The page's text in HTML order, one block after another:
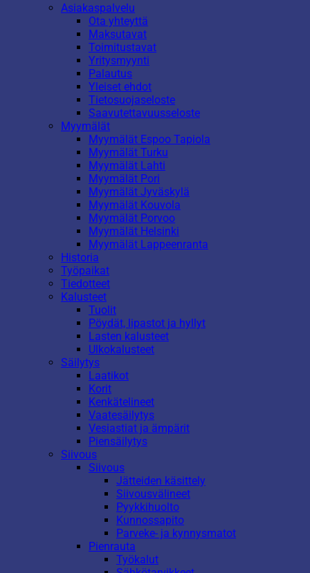
Asiakaspalvelu
Ota yhteyttä
Maksutavat
Toimitustavat
Yritysmyynti
Palautus
Yleiset ehdot
Tietosuojaseloste
Saavutettavuusseloste
Myymälät
Myymälät Espoo Tapiola
Myymälät Turku
Myymälät Lahti
Myymälät Pori
Myymälät Jyväskylä
Myymälät Kouvola
Myymälät Porvoo
Myymälät Helsinki
Myymälät Lappeenranta
Historia
Työpaikat
Tiedotteet
Kalusteet
Tuolit
Pöydät, lipastot ja hyllyt
Lasten kalusteet
Ulkokalusteet
Säilytys
Laatikot
Korit
Kenkätelineet
Vaatesäilytys
Vesiastiat ja ämpärit
Piensäilytys
Siivous
Siivous
Jätteiden käsittely
Siivousvälineet
Pyykkihuolto
Kunnossapito
Parveke- ja kynnysmatot
Pienrauta
Työkalut